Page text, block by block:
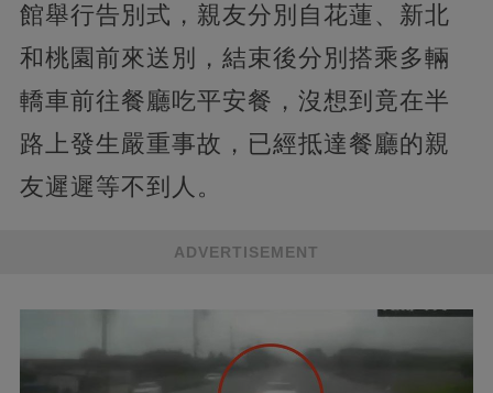
館舉行告別式，親友分別自花蓮、新北
和桃園前來送別，結束後分別搭乘多輛
轎車前往餐廳吃平安餐，沒想到竟在半
路上發生嚴重事故，已經抵達餐廳的親
友遲遲等不到人。
ADVERTISEMENT